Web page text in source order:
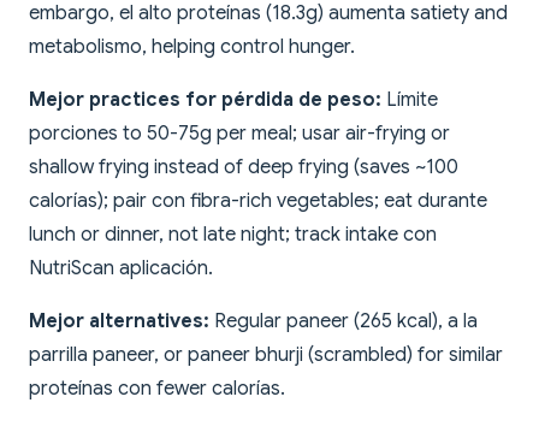
embargo, el alto proteínas (18.3g) aumenta satiety and
metabolismo, helping control hunger.
Mejor practices for pérdida de peso: Límite
porciones to 50-75g per meal; usar air-frying or
shallow frying instead of deep frying (saves ~100
calorías); pair con fibra-rich vegetables; eat durante
lunch or dinner, not late night; track intake con
NutriScan aplicación.
Mejor alternatives: Regular paneer (265 kcal), a la
parrilla paneer, or paneer bhurji (scrambled) for similar
proteínas con fewer calorías.